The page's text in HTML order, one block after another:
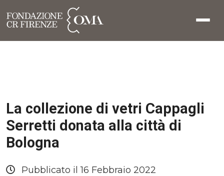
La collezione di vetri Cappagli
Serretti donata alla città di
Bologna
Pubblicato il 16 Febbraio 2022